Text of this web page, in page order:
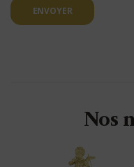
ENVOYER
Nos